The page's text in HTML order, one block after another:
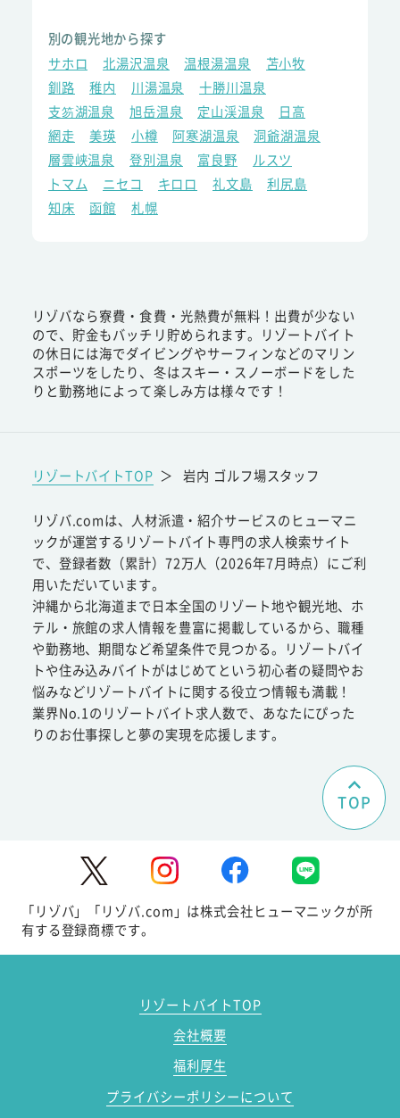
別の観光地から探す
サホロ
北湯沢温泉 温根湯温泉
苫小牧
釧路
稚内 川湯温泉
十勝川温泉
支笏湖温泉
旭岳温泉 定山渓温泉
日高
網走
美瑛 小樽 阿寒湖温泉
洞爺湖温泉
層雲峡温泉
登別温泉 富良野
ルスツ
トマム
ニセコ キロロ 礼文島
利尻島
知床
函館 札幌
リゾバなら寮費・食費・光熱費が無料！出費が少ない
ので、貯金もバッチリ貯められます。リゾートバイト
の休日には海でダイビングやサーフィンなどのマリン
スポーツをしたり、冬はスキー・スノーボードをした
りと勤務地によって楽しみ方は様々です！
リゾートバイトTOP ＞ 岩内 ゴルフ場スタッフ
リゾバ.comは、人材派遣・紹介サービスのヒューマニ
ックが運営するリゾートバイト専門の求人検索サイト
で、登録者数（累計）72万人（2026年7月時点）にご利
用いただいています。
沖縄から北海道まで日本全国のリゾート地や観光地、ホ
テル・旅館の求人情報を豊富に掲載しているから、職種
や勤務地、期間など希望条件で見つかる。リゾートバイ
トや住み込みバイトがはじめてという初心者の疑問やお
悩みなどリゾートバイトに関する役立つ情報も満載！
業界No.1のリゾートバイト求人数で、あなたにぴった
りのお仕事探しと夢の実現を応援します。
TOP
「リゾバ」「リゾバ.com」は株式会社ヒューマニックが所
有する登録商標です。
リゾートバイトTOP
会社概要
福利厚生
プライバシーポリシーについて